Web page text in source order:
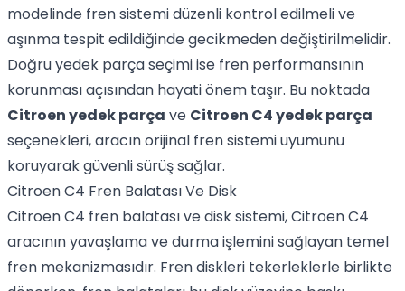
modelinde fren sistemi düzenli kontrol edilmeli ve
aşınma tespit edildiğinde gecikmeden değiştirilmelidir.
Doğru yedek parça seçimi ise fren performansının
korunması açısından hayati önem taşır. Bu noktada
Citroen yedek parça ve Citroen C4 yedek parça
seçenekleri, aracın orijinal fren sistemi uyumunu
koruyarak güvenli sürüş sağlar.
Citroen C4 Fren Balatası Ve Disk
Citroen C4 fren balatası ve disk sistemi, Citroen C4
aracının yavaşlama ve durma işlemini sağlayan temel
fren mekanizmasıdır. Fren diskleri tekerleklerle birlikte